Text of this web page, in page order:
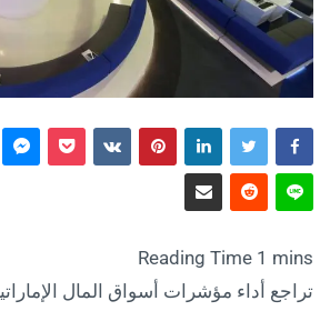
تراجع أداء مؤشرات أسواق المال